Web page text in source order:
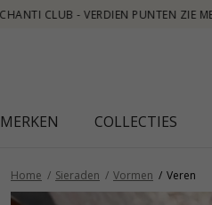
MERKEN COLLECTIES
Home Sieraden Vormen Veren